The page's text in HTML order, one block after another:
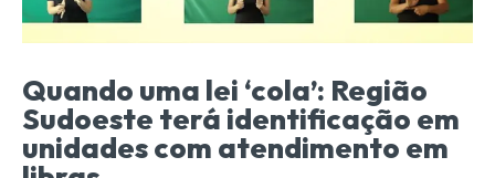
Quando uma lei ‘cola’: Região
Sudoeste terá identificação em
unidades com atendimento em